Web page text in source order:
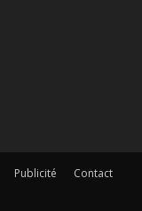
Publicité Contact